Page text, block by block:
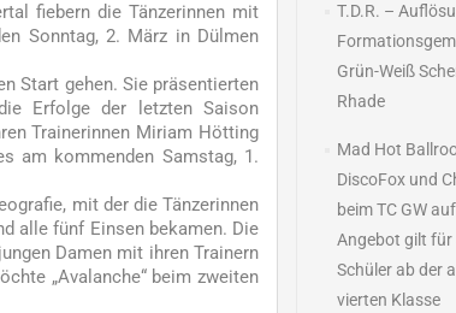
fiebern die Tänzerinnen mit
Sonntag, 2. März in Dülmen
Start gehen. Sie präsentierten
Erfolge der letzten Saison
Trainerinnen Miriam Hötting
am kommenden Samstag, 1.
mit der die Tänzerinnen
alle fünf Einsen bekamen. Die
Damen mit ihren Trainern
„Avalanche“ beim zweiten
T.D.R. –
Grün-Weiß
Rhade
Mad Hot
DiscoFox und
beim TC GW
Angebot gilt für
Schüler ab der
vierten Klasse